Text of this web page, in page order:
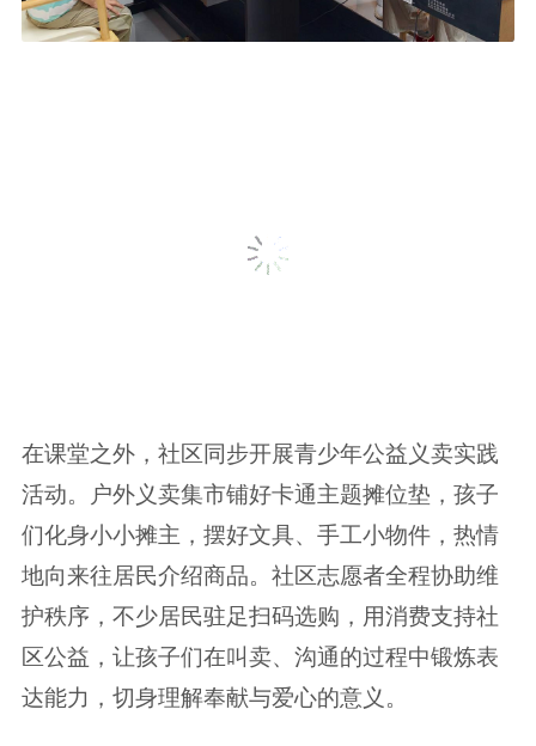
在课堂之外，社区同步开展青少年公益义卖实践
活动。户外义卖集市铺好卡通主题摊位垫，孩子
们化身小小摊主，摆好文具、手工小物件，热情
地向来往居民介绍商品。社区志愿者全程协助维
护秩序，不少居民驻足扫码选购，用消费支持社
区公益，让孩子们在叫卖、沟通的过程中锻炼表
达能力，切身理解奉献与爱心的意义。